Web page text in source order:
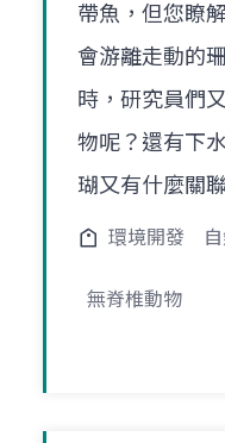
帶魚，但您瞭
會游離走動的
時，研究員們
物呢？還有下
瑚又有什麼關
環境開發
無脊椎動物